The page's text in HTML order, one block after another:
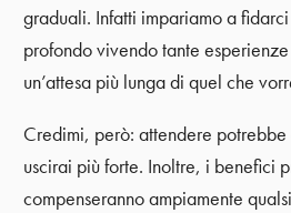
graduali. Infatti impariamo a
profondo vivendo tante
un’attesa più lunga di quel che
Credimi, però: attendere
uscirai più forte. Inoltre, i benefici
compenseranno ampiamente